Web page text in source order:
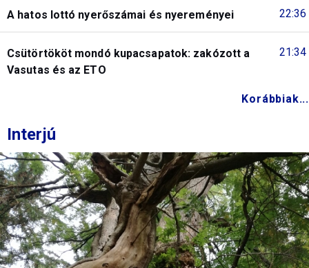
22:36
A hatos lottó nyerőszámai és nyereményei
21:34
Csütörtököt mondó kupacsapatok: zakózott a
Vasutas és az ETO
Korábbiak...
Interjú